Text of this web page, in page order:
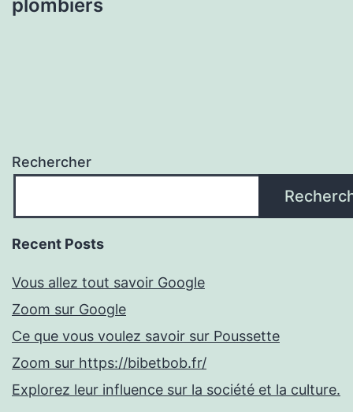
plombiers
Rechercher
Recent Posts
Vous allez tout savoir Google
Zoom sur Google
Ce que vous voulez savoir sur Poussette
Zoom sur https://bibetbob.fr/
Explorez leur influence sur la société et la culture.